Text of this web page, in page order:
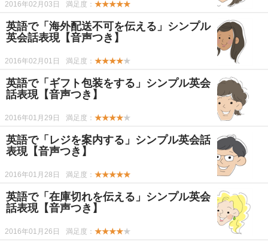
2016年02月03日 満足度： ★★★★★
英語で「海外配送不可を伝える」シンプル
英会話表現【音声つき】
2016年02月01日 満足度： ★★★★★
英語で「ギフト包装をする」シンプル英会
話表現【音声つき】
2016年01月29日 満足度： ★★★★★
英語で「レジを案内する」シンプル英会話
表現【音声つき】
2016年01月28日 満足度： ★★★★★
英語で「在庫切れを伝える」シンプル英会
話表現【音声つき】
2016年01月26日 満足度： ★★★★★